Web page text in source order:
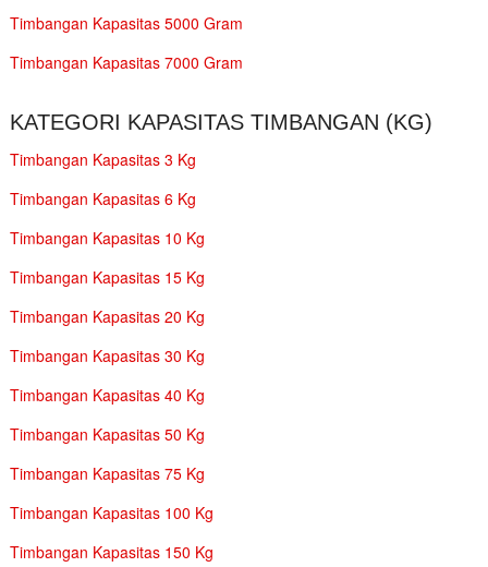
Timbangan Kapasitas 5000 Gram
Timbangan Kapasitas 7000 Gram
KATEGORI KAPASITAS TIMBANGAN (KG)
Timbangan Kapasitas 3 Kg
Timbangan Kapasitas 6 Kg
Timbangan Kapasitas 10 Kg
Timbangan Kapasitas 15 Kg
Timbangan Kapasitas 20 Kg
Timbangan Kapasitas 30 Kg
Timbangan Kapasitas 40 Kg
Timbangan Kapasitas 50 Kg
Timbangan Kapasitas 75 Kg
Timbangan Kapasitas 100 Kg
Timbangan Kapasitas 150 Kg